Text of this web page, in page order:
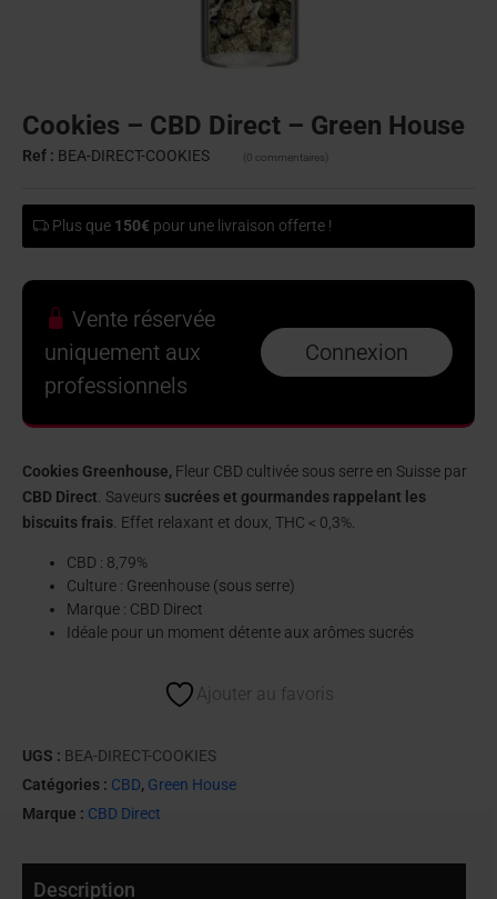
Cookies – CBD Direct – Green House
Ref : BEA-DIRECT-COOKIES (0 commentaires)
Plus que 150€ pour une livraison offerte !
Vente réservée
uniquement aux
professionnels
Connexion
Cookies Greenhouse, Fleur CBD cultivée sous serre en Suisse par
CBD Direct . Saveurs sucrées et gourmandes rappelant les
biscuits frais . Effet relaxant et doux, THC < 0,3%.
CBD : 8,79%
Culture : Greenhouse (sous serre)
Marque : CBD Direct
Idéale pour un moment détente aux arômes sucrés
Ajouter au favoris
UGS : BEA-DIRECT-COOKIES
Catégories : CBD, Green House
Marque : CBD Direct
Description